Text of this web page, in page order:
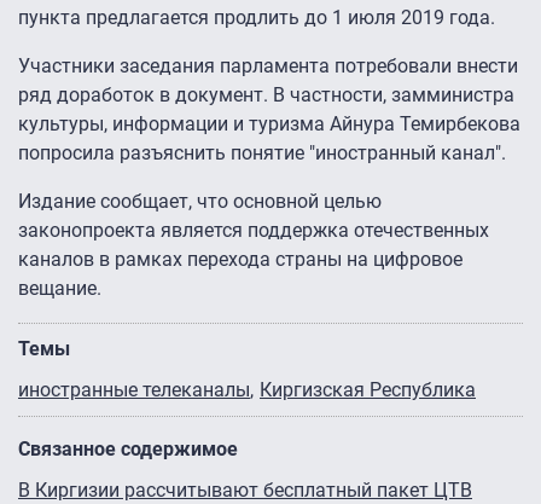
пункта предлагается продлить до 1 июля 2019 года.
Участники заседания парламента потребовали внести
ряд доработок в документ. В частности, замминистра
культуры, информации и туризма Айнура Темирбекова
попросила разъяснить понятие "иностранный канал".
Издание сообщает, что основной целью
законопроекта является поддержка отечественных
каналов в рамках перехода страны на цифровое
вещание.
Темы
иностранные телеканалы
Киргизская Республика
Связанное содержимое
В Киргизии рассчитывают бесплатный пакет ЦТВ